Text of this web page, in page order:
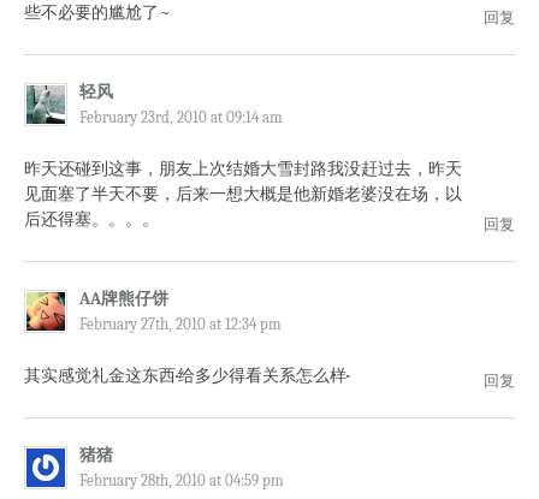
些不必要的尴尬了~
回复
轻风
February 23rd, 2010 at 09:14 am
昨天还碰到这事，朋友上次结婚大雪封路我没赶过去，昨天
见面塞了半天不要，后来一想大概是他新婚老婆没在场，以
后还得塞。。。。
回复
AA牌熊仔饼
February 27th, 2010 at 12:34 pm
其实感觉礼金这东西··给多少得看关系怎么样·· 回复
猪猪
February 28th, 2010 at 04:59 pm